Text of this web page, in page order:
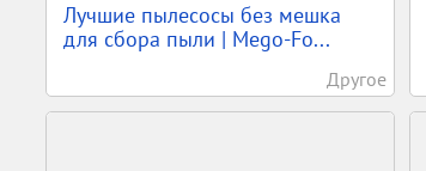
Лучшие пылесосы без мешка
для сбора пыли | Mego-Fo...
Другое